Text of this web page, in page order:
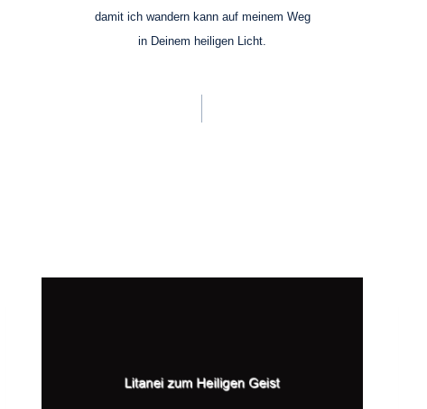
damit ich wandern kann auf meinem Weg
in Deinem heiligen Licht.